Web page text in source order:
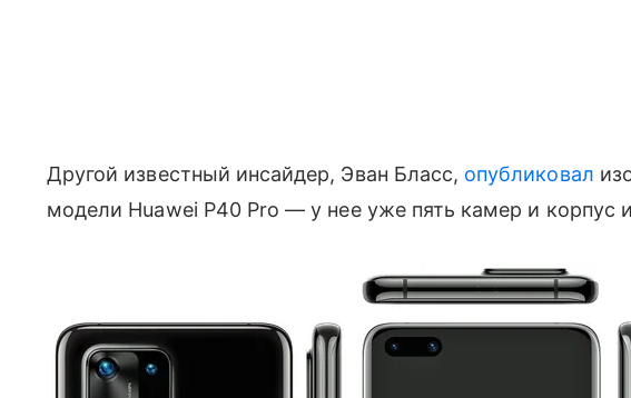
Другой известный инсайдер, Эван Бласс, опубликовал
модели Huawei P40 Pro — у нее уже пять камер и корпус